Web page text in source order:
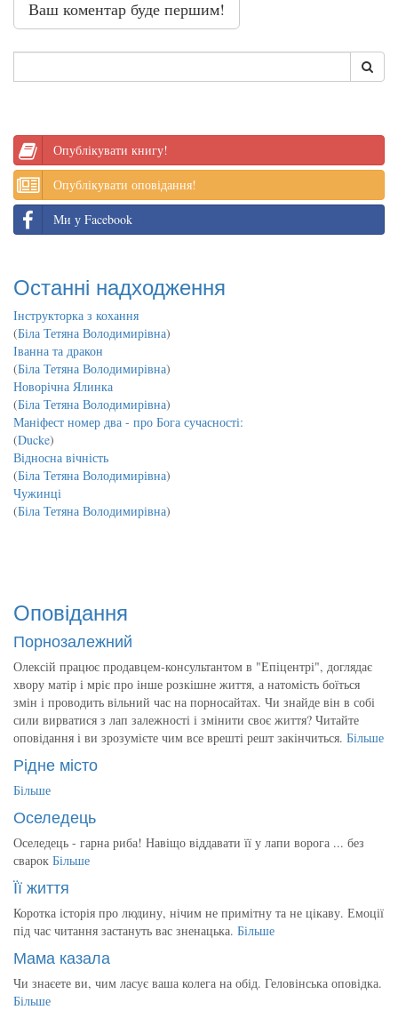
Ваш коментар буде першим!
Опублікувати книгу!
Опублікувати оповідання!
Ми у Facebook
Останні надходження
Інструкторка з кохання
(Біла Тетяна Володимирівна)
Іванна та дракон
(Біла Тетяна Володимирівна)
Новорічна Ялинка
(Біла Тетяна Володимирівна)
Маніфест номер два - про Бога сучасності:
(Ducke)
Відносна вічність
(Біла Тетяна Володимирівна)
Чужинці
(Біла Тетяна Володимирівна)
Оповідання
Порнозалежний
Олексій працює продавцем-консультантом в "Епіцентрі", доглядає
хвору матір і мріє про інше розкішне життя, а натомість боїться
змін і проводить вільний час на порносайтах. Чи знайде він в собі
сили вирватися з лап залежності і змінити своє життя? Читайте
оповідання і ви зрозумієте чим все врешті решт закінчиться. Більше
Рідне місто
Більше
Оселедець
Оселедець - гарна риба! Навіщо віддавати її у лапи ворога ... без
сварок Більше
Її життя
Коротка історія про людину, нічим не примітну та не цікаву. Емоції
під час читання застануть вас зненацька. Більше
Мама казала
Чи знаєете ви, чим ласує ваша колега на обід. Геловінська оповідка.
Більше